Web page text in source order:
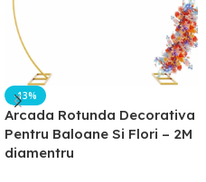
-13%
Arcada Rotunda Decorativa
Pentru Baloane Si Flori – 2M
diamentru